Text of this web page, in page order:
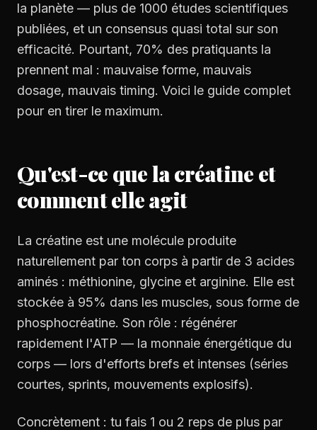
la planète — plus de 1000 études scientifiques
publiées, et un consensus quasi total sur son
efficacité. Pourtant, 70% des pratiquants la
prennent mal : mauvaise forme, mauvais
dosage, mauvais timing. Voici le guide complet
pour en tirer le maximum.
Qu'est-ce que la créatine et
comment elle agit
La créatine est une molécule produite
naturellement par ton corps à partir de 3 acides
aminés : méthionine, glycine et arginine. Elle est
stockée à 95% dans les muscles, sous forme de
phosphocréatine. Son rôle : régénérer
rapidement l'ATP — la monnaie énergétique du
corps — lors d'efforts brefs et intenses (séries
courtes, sprints, mouvements explosifs).
Concrètement : tu fais 1 ou 2 reps de plus par